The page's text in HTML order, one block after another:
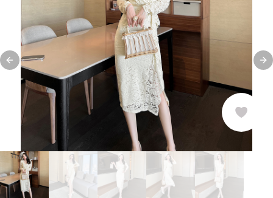
Previous slide